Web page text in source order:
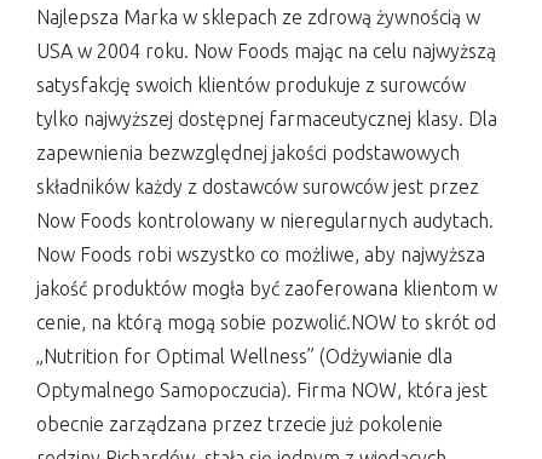
Najlepsza Marka w sklepach ze zdrową żywnością w
USA w 2004 roku. Now Foods mając na celu najwyższą
satysfakcję swoich klientów produkuje z surowców
tylko najwyższej dostępnej farmaceutycznej klasy. Dla
zapewnienia bezwzględnej jakości podstawowych
składników każdy z dostawców surowców jest przez
Now Foods kontrolowany w nieregularnych audytach.
Now Foods robi wszystko co możliwe, aby najwyższa
jakość produktów mogła być zaoferowana klientom w
cenie, na którą mogą sobie pozwolić.NOW to skrót od
„Nutrition for Optimal Wellness” (Odżywianie dla
Optymalnego Samopoczucia). Firma NOW, która jest
obecnie zarządzana przez trzecie już pokolenie